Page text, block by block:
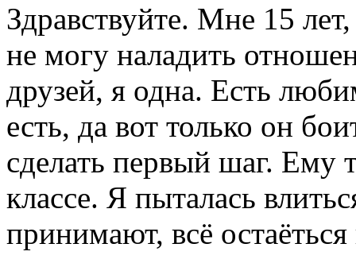
Здравствуйте. Мне 15
не могу наладить
друзей, я одна. Есть
есть, да вот только он
сделать первый шаг. Ему
классе. Я пыталась
принимают, всё